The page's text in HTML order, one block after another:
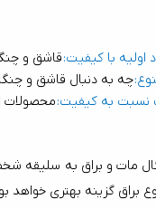
اولیه با کیفیت: قاشق و چنگال‌های این برند از بهترین نوع استیل ضد زنگ ساخته شده‌اند که دوام و
: چه به دنبال قاشق و چنگال مات باشید و چه
نسبت به کیفیت: محصولات این برند
براق گزینه بهتری خواهد